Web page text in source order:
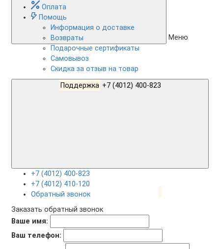
Меню
Оплата
Помощь
Информация о доставке
Возвраты
Подарочные сертификаты
Самовывоз
Скидка за отзыв на товар
Поддержка
+7 (4012) 400-823
+7 (4012) 410-120
Обратный звонок
Заказать обратный звонок
Ваше имя:
Ваш телефон: